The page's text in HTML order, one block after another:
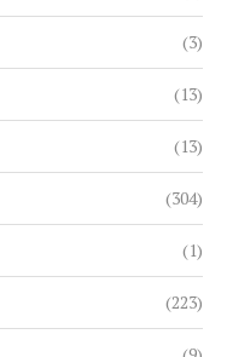
(3)
(13)
(13)
(304)
(1)
(223)